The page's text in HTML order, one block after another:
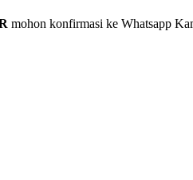
mohon konfirmasi ke Whatsapp